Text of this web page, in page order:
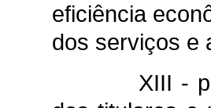
eficiência
dos serviços e
XIII -